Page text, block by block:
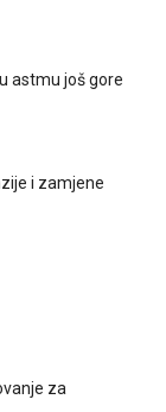
astmu još gore
i zamjene
za